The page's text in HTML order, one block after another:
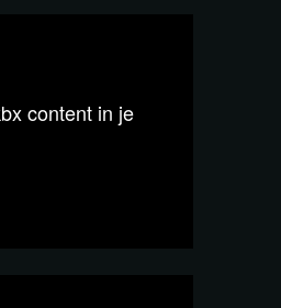
content in je